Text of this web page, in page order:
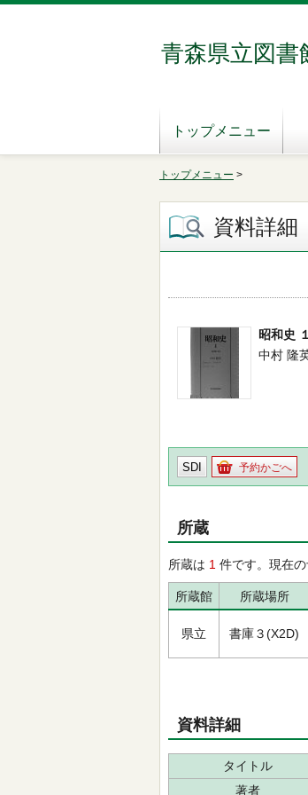
青森県立図書
トップメニュー
トップメニュー >
資料詳細
昭和史 １
中村 隆
SDI 予約かごへ
所蔵
所蔵は 1 件です。現在
所蔵館 所蔵場所
県立 書庫３(X2D)
資料詳細
タイトル
著者